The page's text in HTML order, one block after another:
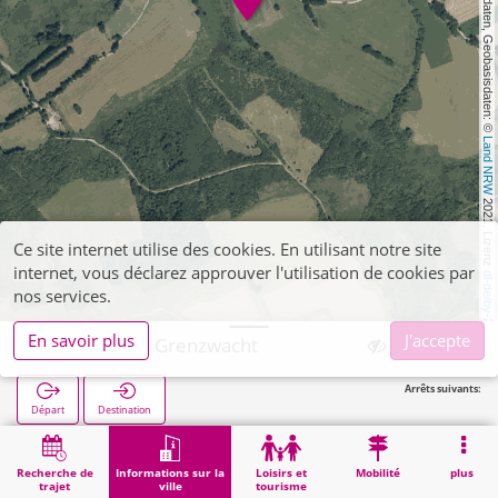
, Kartendaten, Geobasisdaten: ©
Land NRW
2021, Lizenz
dl-de/by-2-0
Recherche de
trajet
Informations sur la
ville
Loisirs et
tourisme
Mobilité plus
Simmerath, Grenzwacht
Départ Destination
Arrêts suivants:
Démarrage Informations sur la ville Administration Simmerath, Grenzwacht
Ce site internet utilise des cookies. En utilisant notre site
internet, vous déclarez approuver l'utilisation de cookies par
nos services.
En savoir plus
J'accepte